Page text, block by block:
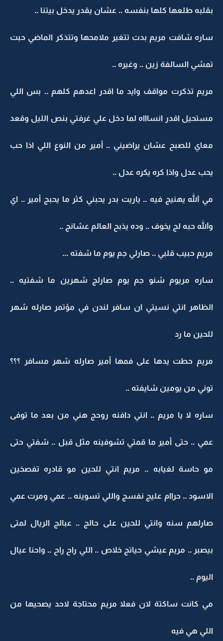
بقلبه طلعها كلها بنفسه .. عشان يقدر يدخل بيتنا ..
ساره شافت مريم بدت تتغير ملامحها وتتذكر الماضي حبت
تمشي السالفة زين .. وغيره ..
مريم تذكرت مواقف وايد ما اقدر اعدهم كلهم .. بس اللي
مستحيل اقدر انساااه لما دخل علي غرفتي بنص الليل وقعد
معاي للصبح عشان يراضيني .. أمير من النوع اللي اذا حب
يحب عدل واذا كره يكره عدل ..
مي الله يهنيج فيه .. ياريت بدر يحبني كثر ما يحبج أمير .. اي
والله حبه لج يخوف .. وده يذبح العالم عشانج ..
مريم حبيب قلبي .. صارلي جم يوم ما شفته ...
ساره مريوم شنو جم يوم صارلج شهرين ما شفتيه ..
الظاهر انتي نسيتي ان سافر لندن في مؤتمر صارله شهر
للحين ما رد
مريم حطت يدها على فمها أمير صارله شهر مسافر ؟؟؟
توني من يومين شايفته ..
ساره لا يا مريم .. انتي دافنه روحج هني من بعد ما توفى
عمي .. حتى أمير ما قمتي تشوفينه مثل قبل .. شفتي حتى
مو حاسة لغيابه .. مريم انتي للحين مو قادره تفصخين
الاسود .. حراام عليج نفسج واللي تسوينه .. عمي ومرت عمي
صارلهم سنه وانتي للحين على حالج .. عبالج الريال لمتى
بيصبر .. مريم عيشي حياتج خلاص .. اللي راح راح .. واحنا عيال
اليوم ..
مي كانت ساكتة لان فعلا مريم محتاجة لاحد يصحيها من
اللي هي فيه